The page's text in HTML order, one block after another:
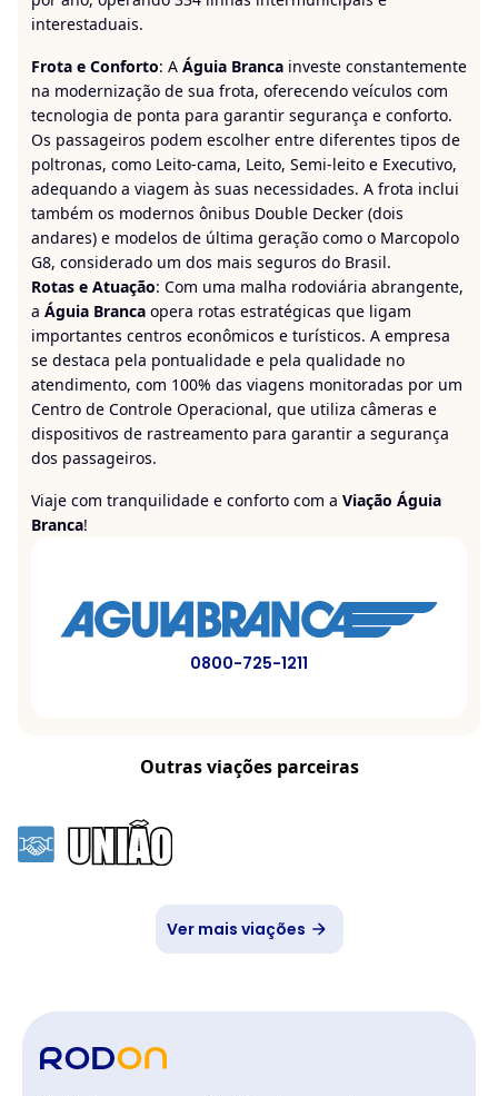
interestaduais.
Frota e Conforto: A Águia Branca investe constantemente
na modernização de sua frota, oferecendo veículos com
tecnologia de ponta para garantir segurança e conforto.
Os passageiros podem escolher entre diferentes tipos de
poltronas, como Leito-cama, Leito, Semi-leito e Executivo,
adequando a viagem às suas necessidades. A frota inclui
também os modernos ônibus Double Decker (dois
andares) e modelos de última geração como o Marcopolo
G8, considerado um dos mais seguros do Brasil.
Rotas e Atuação: Com uma malha rodoviária abrangente,
a Águia Branca opera rotas estratégicas que ligam
importantes centros econômicos e turísticos. A empresa
se destaca pela pontualidade e pela qualidade no
atendimento, com 100% das viagens monitoradas por um
Centro de Controle Operacional, que utiliza câmeras e
dispositivos de rastreamento para garantir a segurança
dos passageiros.
Viaje com tranquilidade e conforto com a Viação Águia
Branca!
0800-725-1211
Outras viações parceiras
Ver mais viações